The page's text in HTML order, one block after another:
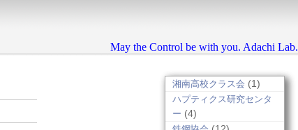
May the Control be with you. Adachi Lab.
湘南高校クラス会 (1)
ハプティクス研究センタ
ー (4)